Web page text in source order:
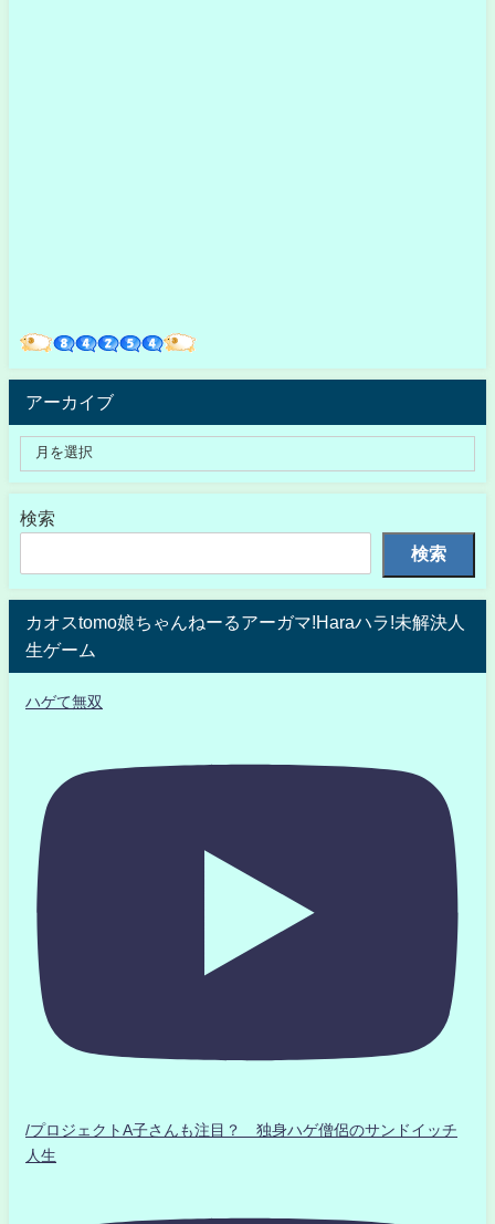
アーカイブ
検索
検索
カオスtomo娘ちゃんねーるアーガマ!Haraハラ!未解決人
生ゲーム
ハゲて無双
/プロジェクトA子さんも注目？ 独身ハゲ僧侶のサンドイッチ
人生